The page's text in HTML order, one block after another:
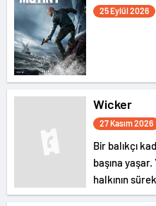
25 Eylül 2026
Wicker
27 Kasım 2026
Bir balıkçı
başına
halkının
bir gün